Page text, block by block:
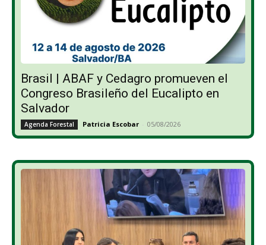
Brasil | ABAF y Cedagro promueven el
Congreso Brasileño del Eucalipto en
Salvador
Agenda Forestal Patricia Escobar - 05/08/2026